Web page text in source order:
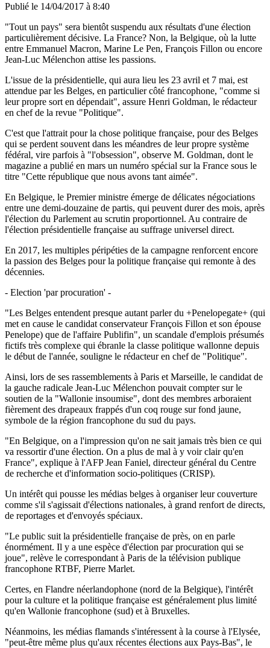
Publié le 14/04/2017 à 8:40
"Tout un pays" sera bientôt suspendu aux résultats d'une élection
particulièrement décisive. La France? Non, la Belgique, où la lutte
entre Emmanuel Macron, Marine Le Pen, François Fillon ou encore
Jean-Luc Mélenchon attise les passions.
L'issue de la présidentielle, qui aura lieu les 23 avril et 7 mai, est
attendue par les Belges, en particulier côté francophone, "comme si
leur propre sort en dépendait", assure Henri Goldman, le rédacteur
en chef de la revue "Politique".
C'est que l'attrait pour la chose politique française, pour des Belges
qui se perdent souvent dans les méandres de leur propre système
fédéral, vire parfois à "l'obsession", observe M. Goldman, dont le
magazine a publié en mars un numéro spécial sur la France sous le
titre "Cette république que nous avons tant aimée".
En Belgique, le Premier ministre émerge de délicates négociations
entre une demi-douzaine de partis, qui peuvent durer des mois, après
l'élection du Parlement au scrutin proportionnel. Au contraire de
l'élection présidentielle française au suffrage universel direct.
En 2017, les multiples péripéties de la campagne renforcent encore
la passion des Belges pour la politique française qui remonte à des
décennies.
- Election 'par procuration' -
"Les Belges entendent presque autant parler du +Penelopegate+ (qui
met en cause le candidat conservateur François Fillon et son épouse
Penelope) que de l'affaire Publifin", un scandale d'emplois présumés
fictifs très complexe qui ébranle la classe politique wallonne depuis
le début de l'année, souligne le rédacteur en chef de "Politique".
Ainsi, lors de ses rassemblements à Paris et Marseille, le candidat de
la gauche radicale Jean-Luc Mélenchon pouvait compter sur le
soutien de la "Wallonie insoumise", dont des membres arboraient
fièrement des drapeaux frappés d'un coq rouge sur fond jaune,
symbole de la région francophone du sud du pays.
"En Belgique, on a l'impression qu'on ne sait jamais très bien ce qui
va ressortir d'une élection. On a plus de mal à y voir clair qu'en
France", explique à l'AFP Jean Faniel, directeur général du Centre
de recherche et d'information socio-politiques (CRISP).
Un intérêt qui pousse les médias belges à organiser leur couverture
comme s'il s'agissait d'élections nationales, à grand renfort de directs,
de reportages et d'envoyés spéciaux.
"Le public suit la présidentielle française de près, on en parle
énormément. Il y a une espèce d'élection par procuration qui se
joue", relève le correspondant à Paris de la télévision publique
francophone RTBF, Pierre Marlet.
Certes, en Flandre néerlandophone (nord de la Belgique), l'intérêt
pour la culture et la politique française est généralement plus limité
qu'en Wallonie francophone (sud) et à Bruxelles.
Néanmoins, les médias flamands s'intéressent à la course à l'Elysée,
"peut-être même plus qu'aux récentes élections aux Pays-Bas", le